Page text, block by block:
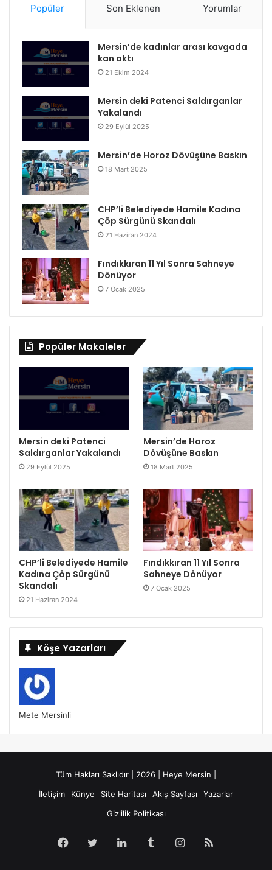
Popüler Son Eklenen Yorumlar
Mersin’de kadınlar arası kavgada
kan aktı
21 Ekim 2024
Mersin deki Patenci Saldırganlar
Yakalandı
29 Eylül 2025
Mersin’de Horoz Dövüşüne Baskın
18 Mart 2025
CHP’li Belediyede Hamile Kadına
Çöp Sürgünü Skandalı
21 Haziran 2024
Fındıkkıran 11 Yıl Sonra Sahneye
Dönüyor
7 Ocak 2025
Popüler Makaleler
Mersin deki Patenci
Saldırganlar Yakalandı
29 Eylül 2025
Mersin’de Horoz
Dövüşüne Baskın
18 Mart 2025
CHP’li Belediyede Hamile
Kadına Çöp Sürgünü
Skandalı
21 Haziran 2024
Fındıkkıran 11 Yıl Sonra
Sahneye Dönüyor
7 Ocak 2025
Köşe Yazarları
Mete Mersinli
Tüm Hakları Saklıdır | 2026 | Heye Mersin |
İletişim
Künye Site Haritası Akış Sayfası
Yazarlar
Gizlilik Politikası
Facebook
TwitterLinkedInTumblrInstagram
RSS